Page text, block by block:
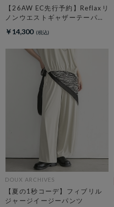
【26AW EC先行予約】Reflaxリ
ノンウエストギャザーテーパー
￥14,300
DOUX ARCHIVES
【夏の1秒コーデ】フィブリル
ジャージイージーパンツ